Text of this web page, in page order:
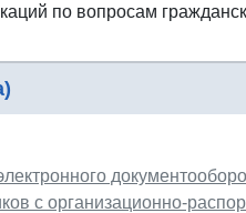
по вопросам
с организационно-